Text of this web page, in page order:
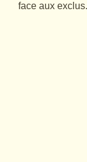
face aux